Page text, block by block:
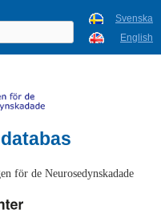
Svenska
English
för de Neurosedynskadade